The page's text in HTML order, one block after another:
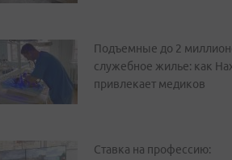
Подъемные до 2
служебное жилье: как
привлекает медиков
Ставка на профессию: